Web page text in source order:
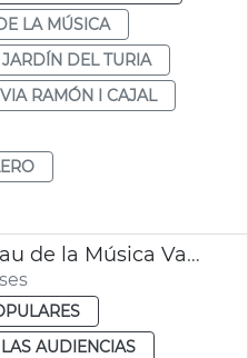
LA MÚSICA
JARDÍN DEL TURIA
RAMÓN I CAJAL
Festival Jazz del Palau de la Música València
AUDIENCIAS